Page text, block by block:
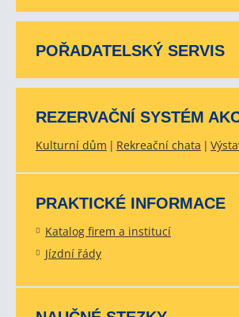
POŘADATELSKÝ SERVIS
REZERVAČNÍ SYSTÉM
Kulturní dům Rekreační chata
PRAKTICKÉ INFORMACE
Katalog firem a institucí
Jízdní řády